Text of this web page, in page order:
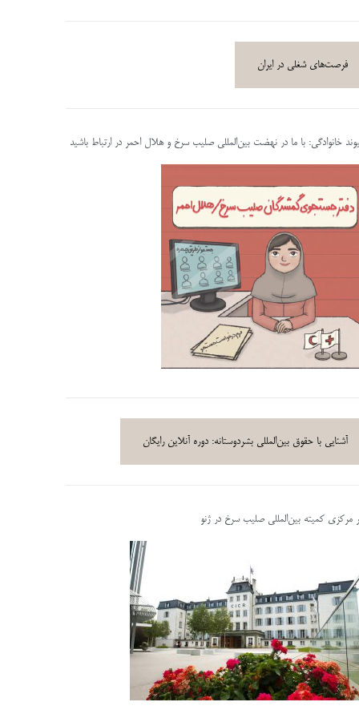
فرصت‌های شغلی در ایران
خانوادگی: با ما در نهضت بین‌المللی صلیب سرخ و هلال احمر در ارتباط باشید
آشنایی با حقوق بین‌المللی بشردوستانه: دوره آنلاین رایگان
مرکزی کمیته بین‌المللی صلیب سرخ در ژنو